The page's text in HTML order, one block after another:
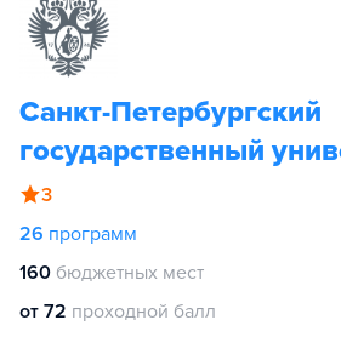
Санкт-Петербургский
государственный
3
26 программ
160 бюджетных мест
от 72 проходной балл